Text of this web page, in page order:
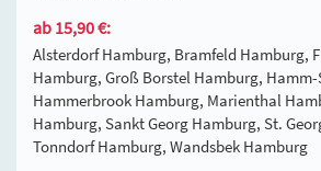
ab 15,90 €:
Alsterdorf Hamburg, Bramfeld Hamburg,
Hamburg, Groß Borstel Hamburg,
Hammerbrook Hamburg, Marienthal
Hamburg, Sankt Georg Hamburg, St.
Tonndorf Hamburg, Wandsbek Hamburg